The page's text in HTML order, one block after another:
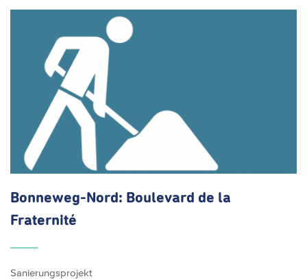
Bonneweg-Nord: Boulevard de la
Fraternité
Sanierungsprojekt